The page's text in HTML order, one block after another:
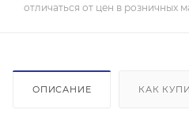
отличаться от цен в розничных
ОПИСАНИЕ КАК